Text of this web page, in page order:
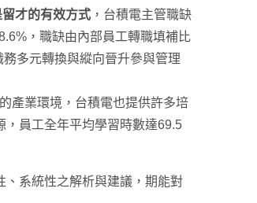
才的有效方式 ，台積電主管職缺
，職缺由內部員工轉職填補比
多元轉換與縱向晉升參與管理
產業環境，台積電也提供許多培
員工全年平均學習時數達69.5
、系統性之解析與建議，期能對